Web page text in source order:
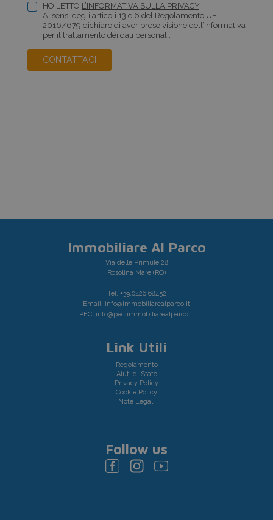
HO LETTO L’INFORMATIVA SULLA PRIVACY.
Ai sensi degli articoli 13 e 6 del Regolamento UE
2016/679 dichiaro di aver preso visione dell’informativa
per il trattamento dei dati personali.
Immobiliare Al Parco
Via delle Primule 28
Rosolina Mare (RO)
Tel.
+39.0426.68452
Email: info@immobiliarealparco.it
PEC: info@pec.immobiliarealparco.it
Link Utili
Regolamento
Aiuti di Stato
Privacy Policy
Cookie Policy
Note Legali
Follow us